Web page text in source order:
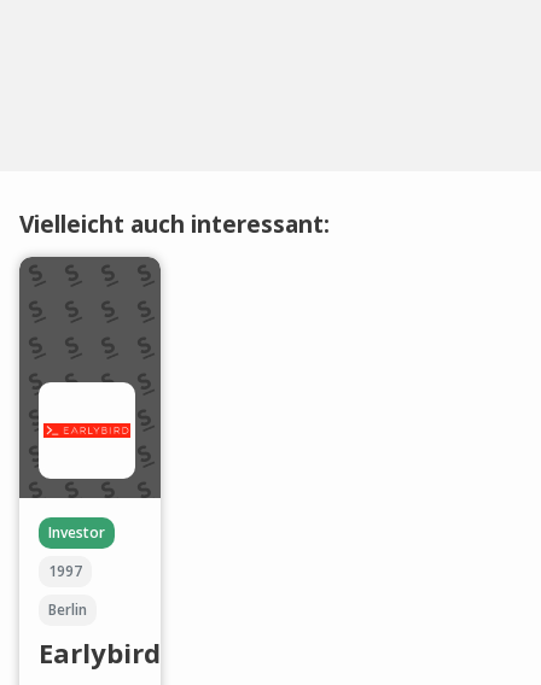
Vielleicht auch interessant:
Investor
1997
Berlin
Earlybird